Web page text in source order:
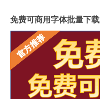
免费可商用字体批量下载